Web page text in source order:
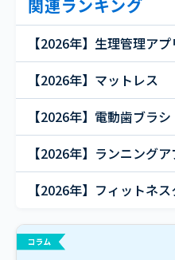
関連ランキング
【2026年】生理管理アプ
【2026年】マットレス
【2026年】電動歯ブラシ
【2026年】ランニングア
【2026年】フィットネ